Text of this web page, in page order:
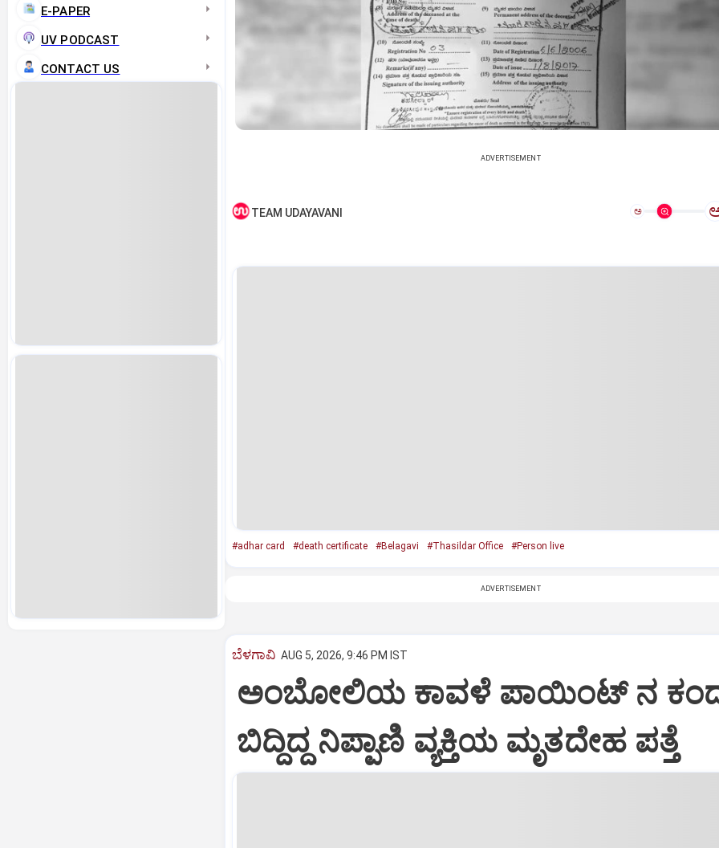
E-PAPER
UV PODCAST
CONTACT US
ADVERTISEMENT
TEAM UDAYAVANI ಅ
#adhar card #death certificate #Belagavi #Thasildar Office #Person live
ADVERTISEMENT
ಬೆಳಗಾವಿ AUG 5, 2026, 9:46 PM IST
ಅಂಬೋಲಿಯ ಕಾವಳೆ‌ ಪಾಯಿಂಟ್ ನ
ಬಿದ್ದಿದ್ದ ನಿಪ್ಪಾಣಿ ವ್ಯಕ್ತಿಯ ಮೃತದೇಹ ಪತ್ತೆ